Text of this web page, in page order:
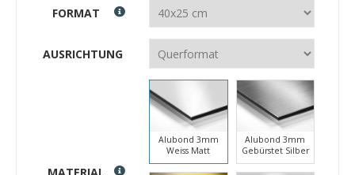
FORMAT
AUSRICHTUNG
Alubond 3mm
Weiss Matt
Alubond 3mm
Gebürstet Silber